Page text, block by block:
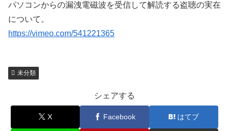
パソコンからの漏洩電磁波を受信して解読する盗聴の実在
について。
https://vimeo.com/541221365
未分類
シェアする
X Facebook はてブ